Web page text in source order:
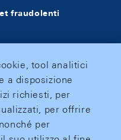
fraudolenti
tool analitici
a disposizione
richiesti, per
per offrire
per